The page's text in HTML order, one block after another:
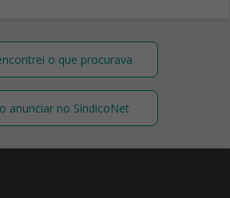
o que procurava
anunciar no SíndicoNet